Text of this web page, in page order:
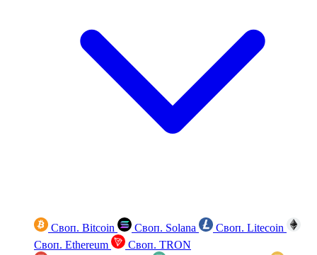
Своп. Bitcoin Своп. Solana
Своп. Litecoin
Своп. Ethereum
Своп. TRON